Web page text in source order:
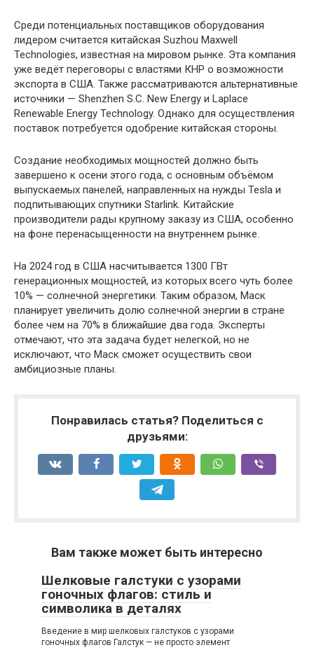
Среди потенциальных поставщиков оборудования
лидером считается китайская Suzhou Maxwell
Technologies, известная на мировом рынке. Эта компания
уже ведёт переговоры с властями КНР о возможности
экспорта в США. Также рассматриваются альтернативные
источники — Shenzhen S.C. New Energy и Laplace
Renewable Energy Technology. Однако для осуществления
поставок потребуется одобрение китайская стороны.
Создание необходимых мощностей должно быть
завершено к осени этого года, с основным объёмом
выпускаемых панелей, направленных на нужды Tesla и
подпитывающих спутники Starlink. Китайские
производители рады крупному заказу из США, особенно
на фоне перенасыщенности на внутреннем рынке.
На 2024 год в США насчитывается 1300 ГВт
генерационных мощностей, из которых всего чуть более
10% — солнечной энергетики. Таким образом, Маск
планирует увеличить долю солнечной энергии в стране
более чем на 70% в ближайшие два года. Эксперты
отмечают, что эта задача будет нелегкой, но не
исключают, что Маск сможет осуществить свои
амбициозные планы.
Понравилась статья? Поделиться с
друзьями:
Вам также может быть интересно
Шелковые галстуки с узорами
гоночных флагов: стиль и
символика в деталях
Введение в мир шелковых галстуков с узорами
гоночных флагов Галстук — не просто элемент